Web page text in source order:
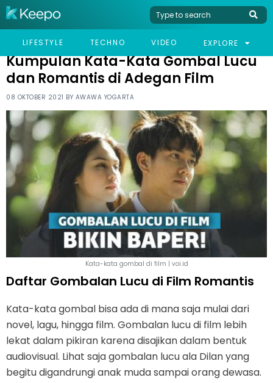
LIFESTYLE TECHNO VIDEO EXPLORE
HOME HUMOR
KUMPULAN KATA-KATA GOMBAL LUCU DAN ROMANTIS DI
Kumpulan Kata-Kata Gombal Lucu
dan Romantis di Adegan Film
08 OKTOBER 2021 BY AWAWA YOGARTA
Kata-kata gombal di film | voi.id
Daftar Gombalan Lucu di Film Romantis
Kata-kata gombal bisa ada di mana saja mulai dari
novel, lagu, hingga film. Gombalan lucu di film lebih
lekat dalam pikiran karena disajikan dalam bentuk
audiovisual. Lihat saja gombalan lucu ala Dilan yang
begitu digandrungi anak muda sampai orang dewasa.